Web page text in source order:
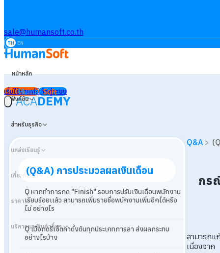
sale@humansoft.co.th
TH EN
หน้าหลัก
ฟังก์ชัน
สำหรับธุรกิจ
แหล่งเรียนรู้
เกี่ยวกับเรา
ราคา
บริการและสินค้าอื่นๆ
เริ่มใช้งานฟรีเข้าสู่ระบบ
ACADEMY
(Q&A) การประมวลผลเงินเดือน
Q หากทำการกด "Finish" รอบการปรับเงินเดือนพนักงาน
เรียบร้อยเเล้ว สามารถเพิ่มรายชื่อพนักงานเพิ่มอีกได้หรือ
ไม่ อย่างไร
Q เมื่อกดรีเซ็ตค่าตั้งต้นทุกประเภทการลา ส่งผลกระทบ
อย่างไรบ้าง
Q&A >
กร
สามารถแ
เนื่องจาก